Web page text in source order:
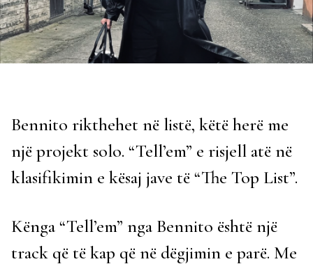
Bennito rikthehet në listë, këtë herë me
një projekt solo. “Tell’em” e risjell atë në
klasifikimin e kësaj jave të “The Top List”.
Kënga “Tell’em” nga Bennito është një
track që të kap që në dëgjimin e parë. Me